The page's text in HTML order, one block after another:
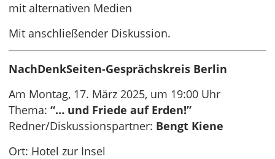
mit alternativen Medien
Mit anschließender Diskussion.
NachDenkSeiten-Gesprächskreis Berlin
Am Montag, 17. März 2025, um 19:00 Uhr
Thema: “… und Friede auf Erden!”
Redner/Diskussionspartner: Bengt Kiene
Ort: Hotel zur Insel